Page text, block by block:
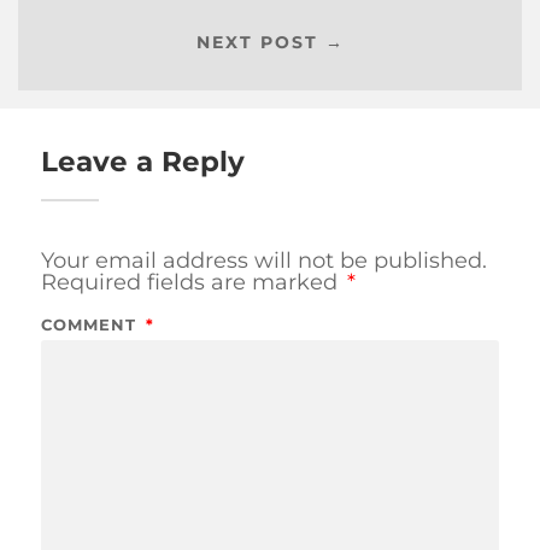
NEXT POST →
Leave a Reply
Your email address will not be published.
Required fields are marked *
COMMENT *